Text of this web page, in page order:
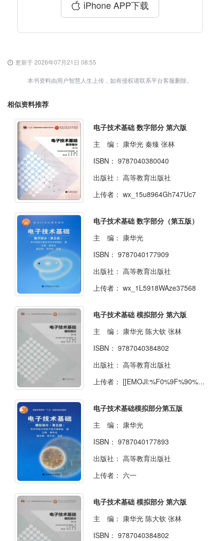
iPhone APP下载
更新于 2026年07月21日 08:55
本书资料由用户智慧人生上传，如有侵权请联系平台客服删除。
相似资料推荐
电子技术基础 数字部分 第六版
主 编： 康华光 秦臻 张林
ISBN： 9787040380040
出版社： 高等教育出版社
上传者： wx_15u8964Gh747Uc7
电子技术基础 数字部分（第五版）
主 编： 康华光
ISBN： 9787040177909
出版社： 高等教育出版社
上传者： wx_1L5918WAze37568
电子技术基础 模拟部分 第六版
主 编： 康华光 陈大钦 张林
ISBN： 9787040384802
出版社： 高等教育出版社
上传者： [[EMOJI:%F0%9F%90%B1]] [[EMOJI:%F0%9F%90%B1]]
电子技术基础模拟部分第五版
主 编： 康华光
ISBN： 9787040177893
出版社： 高等教育出版社
上传者： 六一
电子技术基础 模拟部分 第六版
主 编： 康华光 陈大钦 张林
ISBN： 9787040384802